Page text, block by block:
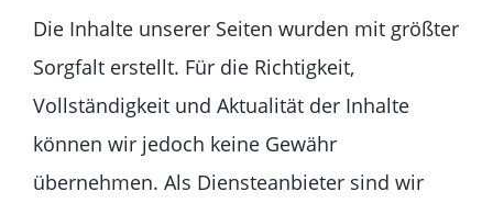
Die Inhalte unserer Seiten wurden mit größter
Sorgfalt erstellt. Für die Richtigkeit,
Vollständigkeit und Aktualität der Inhalte
können wir jedoch keine Gewähr
übernehmen. Als Diensteanbieter sind wir